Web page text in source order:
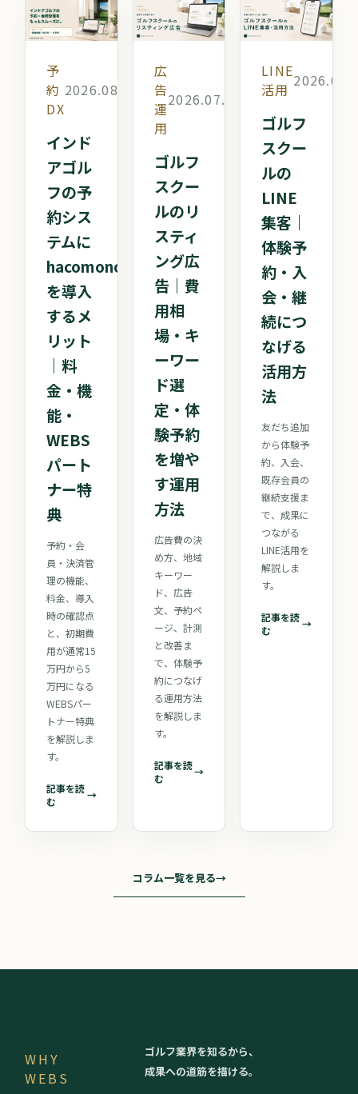
予
約
DX
2026.08.05
インド
アゴル
フの予
約シス
テムに
hacomono
を導入
するメ
リット
｜料
金・機
能・
WEBS
パート
ナー特
典
予約・会
員・決済管
理の機能、
料金、導入
時の確認点
と、初期費
用が通常15
万円から5
万円になる
WEBSパー
トナー特典
を解説しま
す。
記事を読
む
→
広
告
運
用
2026.07.19
ゴルフ
スクー
ルのリ
スティ
ング広
告｜費
用相
場・キ
ーワー
ド選
定・体
験予約
を増や
す運用
方法
広告費の決
め方、地域
キーワー
ド、広告
文、予約ペ
ージ、計測
と改善ま
で、体験予
約につなげ
る運用方法
を解説しま
す。
記事を読
む
→
LINE
活用
ゴルフ
スクー
ルの
LINE
集客｜
体験予
約・入
会・継
続につ
なげる
活用方
法
友だち追加
から体験予
約、入会、
既存会員の
継続支援ま
で、成果に
つながる
LINE活用を
解説しま
す。
記事を読
む
→
コラム一覧を見る→
WHY
WEBS
ゴルフ業界を知るから、
成果への道筋を描ける。